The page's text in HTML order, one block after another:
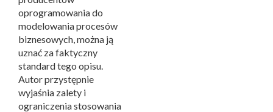
oprogramowania do
modelowania procesów
biznesowych, można ją
uznać za faktyczny
standard tego opisu.
Autor przystępnie
wyjaśnia zalety i
ograniczenia stosowania